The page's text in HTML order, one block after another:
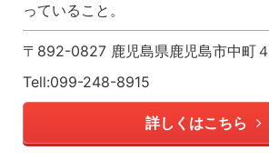
っていること。
〒892-0827 鹿児島県鹿児島市中町
Tell:099-248-8915
詳しくはこちら